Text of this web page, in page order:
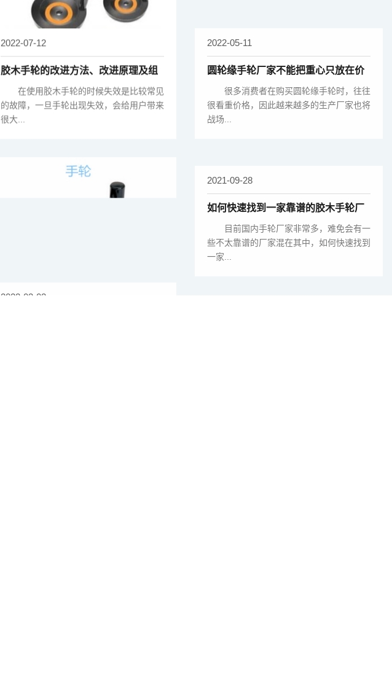
2022-07-12
胶木手轮的改进方法、改进原理及组
装方法
在使用胶木手轮的时候失效是比较常见
的故障，一旦手轮出现失效，会给用户带来
很大...
2022-05-11
圆轮缘手轮厂家不能把重心只放在价
格上
很多消费者在购买圆轮缘手轮时，往往
很看重价格，因此越来越多的生产厂家也将
战场...
2022-03-02